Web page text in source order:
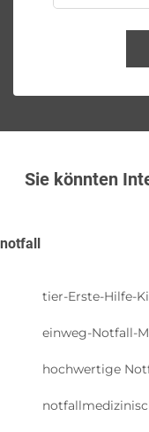
Sie könnten
notfall
tier-Erste-Hilfe-
einweg-Notfall-
hochwertige